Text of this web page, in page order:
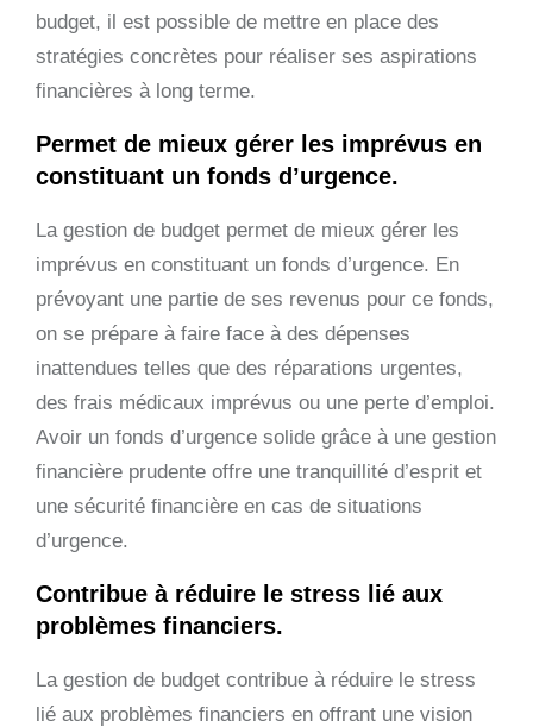
budget, il est possible de mettre en place des
stratégies concrètes pour réaliser ses aspirations
financières à long terme.
Permet de mieux gérer les imprévus en
constituant un fonds d’urgence.
La gestion de budget permet de mieux gérer les
imprévus en constituant un fonds d’urgence. En
prévoyant une partie de ses revenus pour ce fonds,
on se prépare à faire face à des dépenses
inattendues telles que des réparations urgentes,
des frais médicaux imprévus ou une perte d’emploi.
Avoir un fonds d’urgence solide grâce à une gestion
financière prudente offre une tranquillité d’esprit et
une sécurité financière en cas de situations
d’urgence.
Contribue à réduire le stress lié aux
problèmes financiers.
La gestion de budget contribue à réduire le stress
lié aux problèmes financiers en offrant une vision